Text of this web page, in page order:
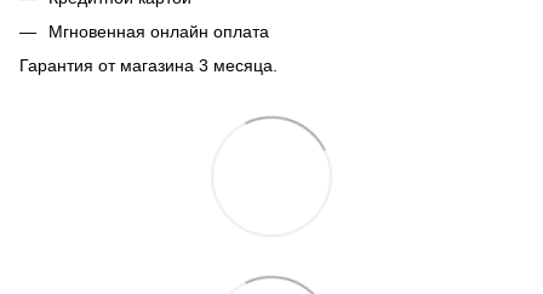
Мгновенная онлайн оплата
Гарантия от магазина 3 месяца.